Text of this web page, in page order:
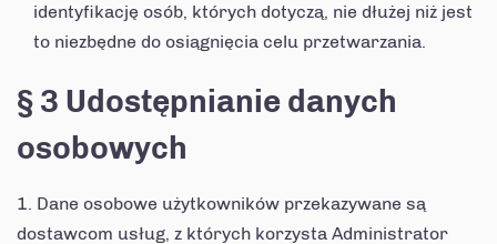
identyfikację osób, których dotyczą, nie dłużej niż jest
to niezbędne do osiągnięcia celu przetwarzania.
§ 3 Udostępnianie danych
osobowych
Dane osobowe użytkowników przekazywane są
dostawcom usług, z których korzysta Administrator